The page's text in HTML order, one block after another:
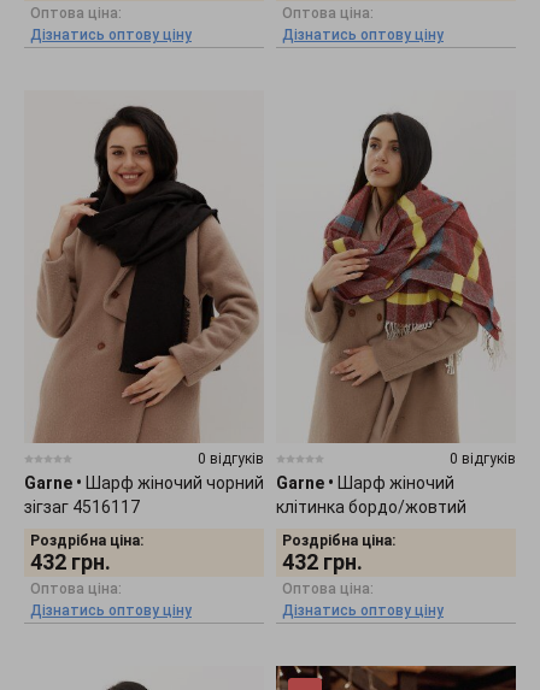
Оптова ціна:
Дізнатись оптову ціну
Оптова ціна:
Дізнатись оптову ціну
0 відгуків
Garne •
Шарф жіночий чорний
зігзаг 4516117
Роздрібна ціна:
432 грн.
Оптова ціна:
Дізнатись оптову ціну
0 відгуків
Garne •
Шарф жіночий
клітинка бордо/жовтий
4516104
Роздрібна ціна:
432 грн.
Оптова ціна:
Дізнатись оптову ціну